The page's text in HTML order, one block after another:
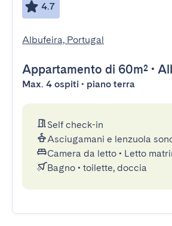
4.7
Albufeira, Portugal
Appartamento di 60m² •
Max. 4 ospiti • piano terra
Self check-in
Asciugamani e lenzuola
Camera da letto • Letto
Bagno • toilette, doccia